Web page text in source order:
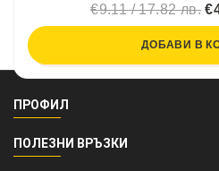
€9.11 / 17.82 лв.
ДОБАВИ В
ПРОФИЛ
ПОЛЕЗНИ ВРЪЗКИ